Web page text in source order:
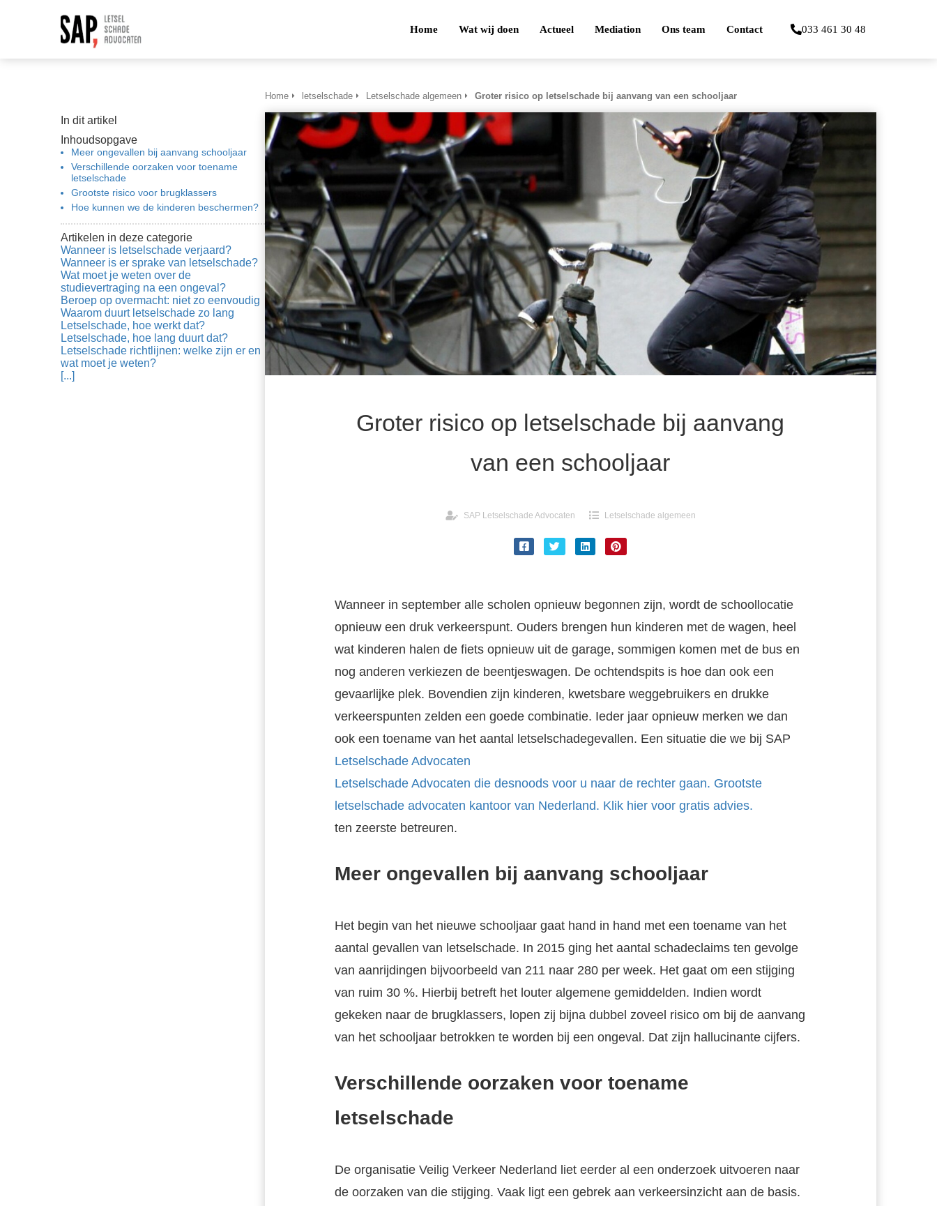
Home Wat wij doen Actueel Mediation Ons team Contact 033 461 30 48
In dit artikel
Inhoudsopgave
Meer ongevallen bij aanvang schooljaar
Verschillende oorzaken voor toename
letselschade
Grootste risico voor brugklassers
Hoe kunnen we de kinderen beschermen?
Artikelen in deze categorie
Wanneer is letselschade verjaard?
Wanneer is er sprake van letselschade?
Wat moet je weten over de
studievertraging na een ongeval?
Beroep op overmacht: niet zo eenvoudig
Waarom duurt letselschade zo lang
Letselschade, hoe werkt dat?
Letselschade, hoe lang duurt dat?
Letselschade richtlijnen: welke zijn er en
wat moet je weten?
[...]
Home letselschade Letselschade algemeen Groter risico op letselschade bij aanvang van een schooljaar
Groter risico op letselschade bij aanvang
van een schooljaar
SAP Letselschade Advocaten Letselschade algemeen
Wanneer in september alle scholen opnieuw begonnen zijn, wordt de schoollocatie
opnieuw een druk verkeerspunt. Ouders brengen hun kinderen met de wagen, heel
wat kinderen halen de fiets opnieuw uit de garage, sommigen komen met de bus en
nog anderen verkiezen de beentjeswagen. De ochtendspits is hoe dan ook een
gevaarlijke plek. Bovendien zijn kinderen, kwetsbare weggebruikers en drukke
verkeerspunten zelden een goede combinatie. Ieder jaar opnieuw merken we dan
ook een toename van het aantal letselschadegevallen. Een situatie die we bij SAP
Letselschade Advocaten
Letselschade Advocaten die desnoods voor u naar de rechter gaan. Grootste
letselschade advocaten kantoor van Nederland. Klik hier voor gratis advies.
ten zeerste betreuren.
Meer ongevallen bij aanvang schooljaar
Het begin van het nieuwe schooljaar gaat hand in hand met een toename van het
aantal gevallen van letselschade. In 2015 ging het aantal schadeclaims ten gevolge
van aanrijdingen bijvoorbeeld van 211 naar 280 per week. Het gaat om een stijging
van ruim 30 %. Hierbij betreft het louter algemene gemiddelden. Indien wordt
gekeken naar de brugklassers, lopen zij bijna dubbel zoveel risico om bij de aanvang
van het schooljaar betrokken te worden bij een ongeval. Dat zijn hallucinante cijfers.
Verschillende oorzaken voor toename
letselschade
De organisatie Veilig Verkeer Nederland liet eerder al een onderzoek uitvoeren naar
de oorzaken van die stijging. Vaak ligt een gebrek aan verkeersinzicht aan de basis.